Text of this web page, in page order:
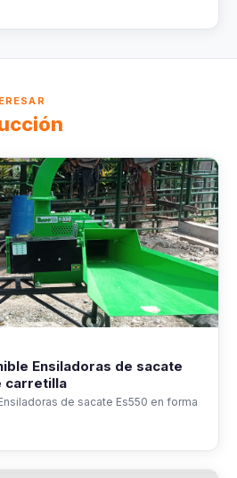
Ensiladoras de sacate
carretilla
de sacate Es550 en forma